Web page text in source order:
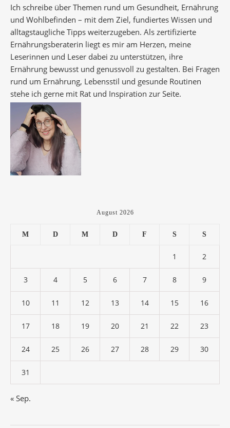
Ich schreibe über Themen rund um Gesundheit, Ernährung
und Wohlbefinden – mit dem Ziel, fundiertes Wissen und
alltagstaugliche Tipps weiterzugeben. Als zertifizierte
Ernährungsberaterin liegt es mir am Herzen, meine
Leserinnen und Leser dabei zu unterstützen, ihre
Ernährung bewusst und genussvoll zu gestalten. Bei Fragen
rund um Ernährung, Lebensstil und gesunde Routinen
stehe ich gerne mit Rat und Inspiration zur Seite.
August 2026
M D M D F S S
1 2
3 4 5 6 7 8 9
10 11 12 13 14 15 16
17 18 19 20 21 22 23
24 25 26 27 28 29 30
31
« Sep.